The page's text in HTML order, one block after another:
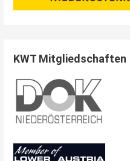
KWT Mitgliedschaften